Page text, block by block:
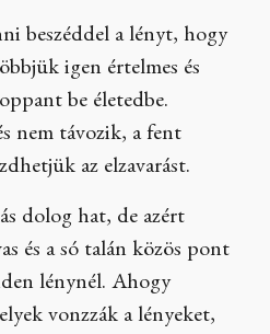
beszéddel a lényt, hogy
igen értelmes és
be életedbe.
nem távozik, a fent
az elzavarást.
dolog hat, de azért
és a só talán közös pont
lénynél. Ahogy
vonzzák a lényeket,